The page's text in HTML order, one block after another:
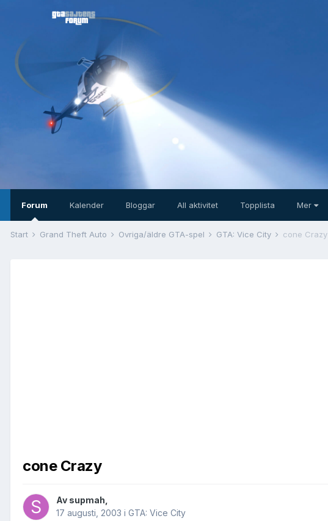
Forum Kalender Bloggar All aktivitet Topplista Mer
Start Grand Theft Auto Övriga/äldre GTA-spel GTA: Vice City cone Crazy
cone Crazy
Av supmah
17 augusti, 2003 i GTA: Vice City